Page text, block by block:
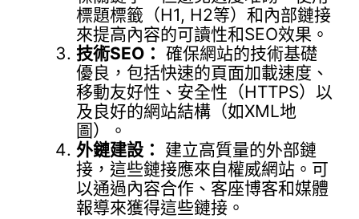
標題標籤（H1, H2等）和內部鏈接
來提高內容的可讀性和SEO效果。
技術SEO： 確保網站的技術基礎
優良，包括快速的頁面加載速度、
移動友好性、安全性（HTTPS）以
及良好的網站結構（如XML地
圖）。
外鏈建設： 建立高質量的外部鏈
接，這些鏈接應來自權威網站。可
以通過內容合作、客座博客和媒體
報導來獲得這些鏈接。